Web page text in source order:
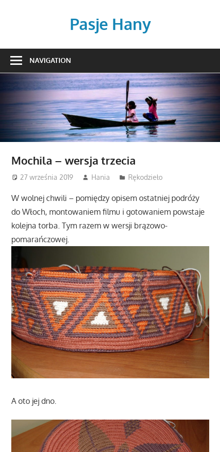
Pasje Hany
beading,
kulinarne
NAVIGATION
Mochila – wersja trzecia
27 września 2019 Hania Rękodzieło
W wolnej chwili – pomiędzy opisem ostatniej podróży
do Włoch, montowaniem filmu i gotowaniem powstaje
kolejna torba. Tym razem w wersji brązowo-
pomarańczowej.
A oto jej dno.